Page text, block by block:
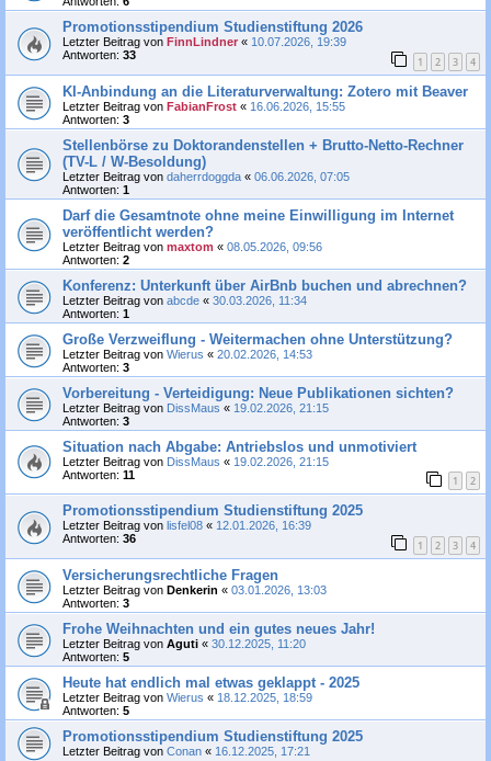
Promotionsstipendium Studienstiftung 2026
Letzter Beitrag von FinnLindner « 10.07.2026, 19:39
Antworten: 33 1 2 3 4
KI-Anbindung an die Literaturverwaltung: Zotero mit Beaver
Letzter Beitrag von FabianFrost « 16.06.2026, 15:55
Antworten: 3
Stellenbörse zu Doktorandenstellen + Brutto-Netto-Rechner
(TV-L / W-Besoldung)
Letzter Beitrag von daherrdoggda « 06.06.2026, 07:05
Antworten: 1
Darf die Gesamtnote ohne meine Einwilligung im Internet
veröffentlicht werden?
Letzter Beitrag von maxtom « 08.05.2026, 09:56
Antworten: 2
Konferenz: Unterkunft über AirBnb buchen und abrechnen?
Letzter Beitrag von abcde « 30.03.2026, 11:34
Antworten: 1
Große Verzweiflung - Weitermachen ohne Unterstützung?
Letzter Beitrag von Wierus « 20.02.2026, 14:53
Antworten: 3
Vorbereitung - Verteidigung: Neue Publikationen sichten?
Letzter Beitrag von DissMaus « 19.02.2026, 21:15
Antworten: 3
Situation nach Abgabe: Antriebslos und unmotiviert
Letzter Beitrag von DissMaus « 19.02.2026, 21:15
Antworten: 11 1 2
Promotionsstipendium Studienstiftung 2025
Letzter Beitrag von lisfel08 « 12.01.2026, 16:39
Antworten: 36 1 2 3 4
Versicherungsrechtliche Fragen
Letzter Beitrag von Denkerin « 03.01.2026, 13:03
Antworten: 3
Frohe Weihnachten und ein gutes neues Jahr!
Letzter Beitrag von Aguti « 30.12.2025, 11:20
Antworten: 5
Heute hat endlich mal etwas geklappt - 2025
Letzter Beitrag von Wierus « 18.12.2025, 18:59
Antworten: 5
Promotionsstipendium Studienstiftung 2025
Letzter Beitrag von Conan « 16.12.2025, 17:21